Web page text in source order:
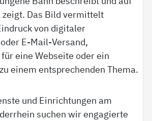
und Einrichtungen am
suchen wir engagierte